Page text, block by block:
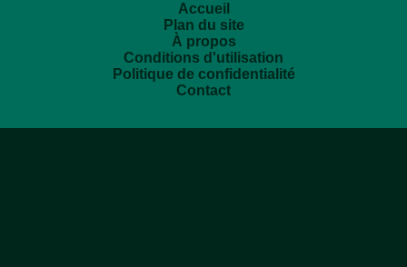
Accueil
Plan du site
À propos
Conditions d'utilisation
Politique de confidentialité
Contact